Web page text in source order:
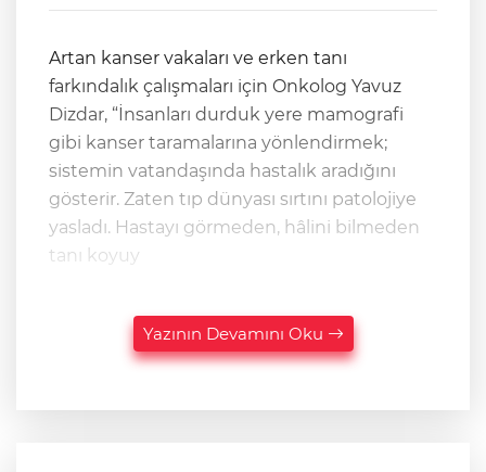
Artan kanser vakaları ve erken tanı
farkındalık çalışmaları için Onkolog Yavuz
Dizdar, “İnsanları durduk yere mamografi
gibi kanser taramalarına yönlendirmek;
sistemin vatandaşında hastalık aradığını
gösterir. Zaten tıp dünyası sırtını patolojiye
yasladı. Hastayı görmeden, hâlini bilmeden
tanı koyuy
Yazının Devamını Oku